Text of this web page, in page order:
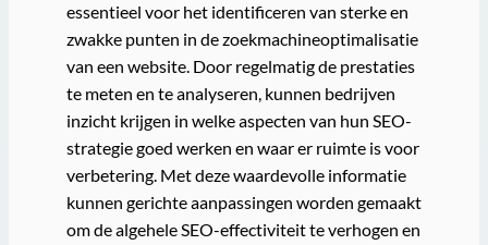
essentieel voor het identificeren van sterke en
zwakke punten in de zoekmachineoptimalisatie
van een website. Door regelmatig de prestaties
te meten en te analyseren, kunnen bedrijven
inzicht krijgen in welke aspecten van hun SEO-
strategie goed werken en waar er ruimte is voor
verbetering. Met deze waardevolle informatie
kunnen gerichte aanpassingen worden gemaakt
om de algehele SEO-effectiviteit te verhogen en